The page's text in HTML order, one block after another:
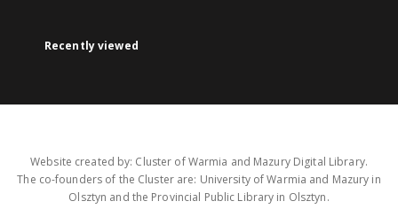
Recently viewed
Website created by: Cluster of Warmia and Mazury Digital Library.
The co-founders of the Cluster are: University of Warmia and Mazury in
Olsztyn and the Provincial Public Library in Olsztyn.